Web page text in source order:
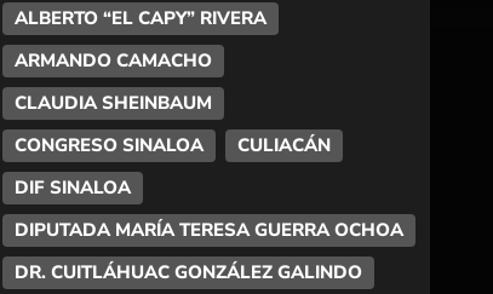
ALBERTO “EL CAPY” RIVERA
ARMANDO CAMACHO
CLAUDIA SHEINBAUM
CONGRESO SINALOA
CULIACÁN
DIF SINALOA
DIPUTADA MARÍA TERESA GUERRA OCHOA
DR. CUITLÁHUAC GONZÁLEZ GALINDO